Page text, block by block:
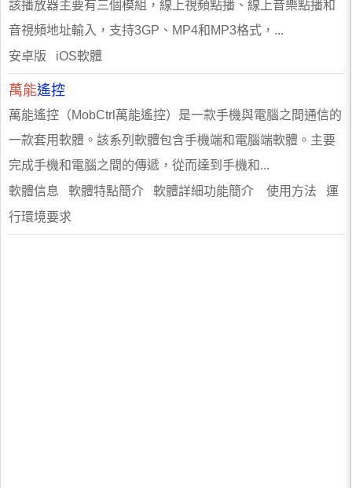
該播放器主要有三個模組，線上視頻點播、線上音樂點播和
音視頻地址輸入，支持3GP、MP4和MP3格式，...
安卓版 iOS軟體
萬能遙控
萬能遙控（MobCtrl萬能遙控）是一款手機與電腦之間通信的
一款套用軟體。該系列軟體包含手機端和電腦端軟體。主要
完成手機和電腦之間的傳遞，從而達到手機和...
軟體信息 軟體特點簡介 軟體詳細功能簡介 使用方法 運
行環境要求